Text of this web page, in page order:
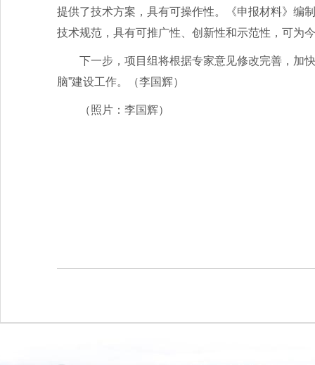
提供了技术方案，具有可操作性。《申报材料》编
技术规范，具有可推广性、创新性和示范性，可为
下一步，项目组将根据专家意见修改完善，加
脑”建设工作。（李国辉）
（照片：李国辉）